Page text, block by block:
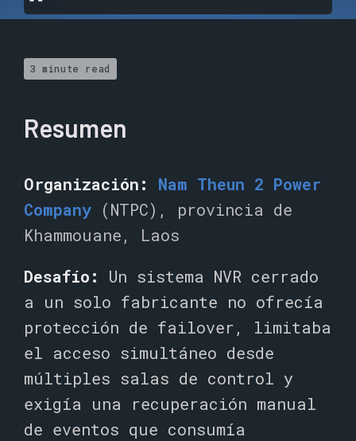
3 minute read
Resumen
Organización: Nam Theun 2 Power
Company (NTPC), provincia de
Khammouane, Laos
Desafío:
Un sistema NVR cerrado
a un solo fabricante no ofrecía
protección de failover, limitaba
el acceso simultáneo desde
múltiples salas de control y
exigía una recuperación manual
de eventos que consumía